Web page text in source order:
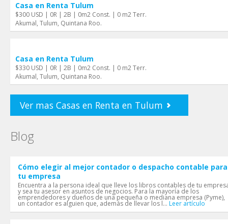
Casa en Renta Tulum
$300 USD | 0R | 2B | 0m2 Const. | 0 m2 Terr.
Akumal, Tulum, Quintana Roo.
Casa en Renta Tulum
$330 USD | 0R | 2B | 0m2 Const. | 0 m2 Terr.
Akumal, Tulum, Quintana Roo.
Ver mas Casas en Renta en Tulum
Blog
Cómo elegir al mejor contador o despacho contable para
tu empresa
Encuentra a la persona ideal que lleve los libros contables de tu
y sea tu asesor en asuntos de negocios. Para la mayoría de los
emprendedores y dueños de una pequeña o mediana empresa (Pyme),
un contador es alguien que, además de llevar los l... Leer artículo